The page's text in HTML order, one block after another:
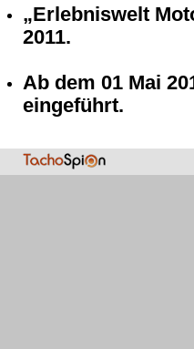
„Erlebniswelt
2011.
Ab dem 01 Mai
eingeführt.